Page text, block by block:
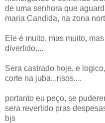
de uma senhora que
maria Candida, na zona
Ele é muito, mas muito,
divertido....
Sera castrado hoje, e
corte na juba...risos....
portanto eu peço, se
sera revertido pras
bjs